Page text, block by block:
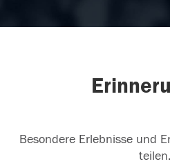
Besondere Erlebnisse und
teilen.